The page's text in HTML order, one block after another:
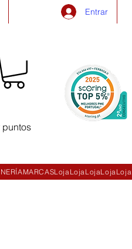
Entrar
puntos
MARCASLojaLojaLojaLojaLoja